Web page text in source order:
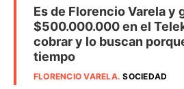
Es de Florencio Varela y
$500.000.000 en el
cobrar y lo buscan
tiempo
FLORENCIO VARELA.SOCIEDAD